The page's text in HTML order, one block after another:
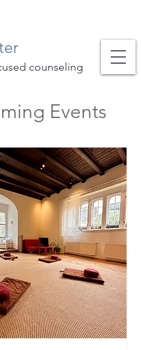
counseling
Events